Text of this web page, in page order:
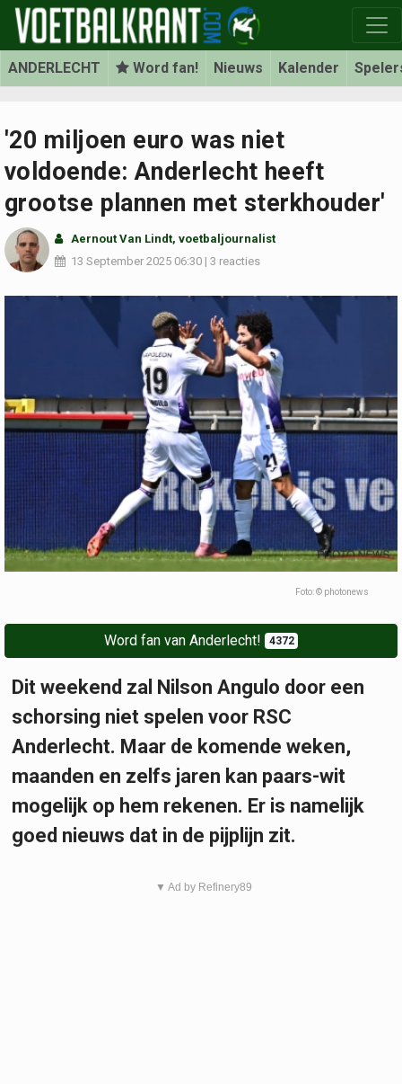
ANDERLECHT Word fan! Nieuws Kalender
'20 miljoen euro was niet
voldoende: Anderlecht heeft
grootse plannen met sterkhouder'
Aernout Van Lindt, voetbaljournalist
13 September 2025 06:30 | 3 reacties
Foto: © photonews
Word fan van Anderlecht! 4372
Dit weekend zal Nilson Angulo door een
schorsing niet spelen voor RSC
Anderlecht. Maar de komende weken,
maanden en zelfs jaren kan paars-wit
mogelijk op hem rekenen. Er is namelijk
goed nieuws dat in de pijplijn zit.
▼ Ad by Refinery89